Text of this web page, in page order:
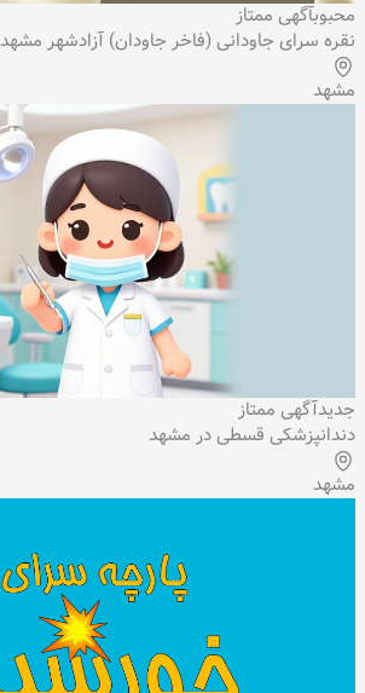
محبوبآگهی ممتاز
نقره سرای جاودانی (فاخر جاودان) آزادشهر مشهد
مشهد
جدیدآگهی ممتاز
دندانپزشکی قسطی در مشهد
مشهد